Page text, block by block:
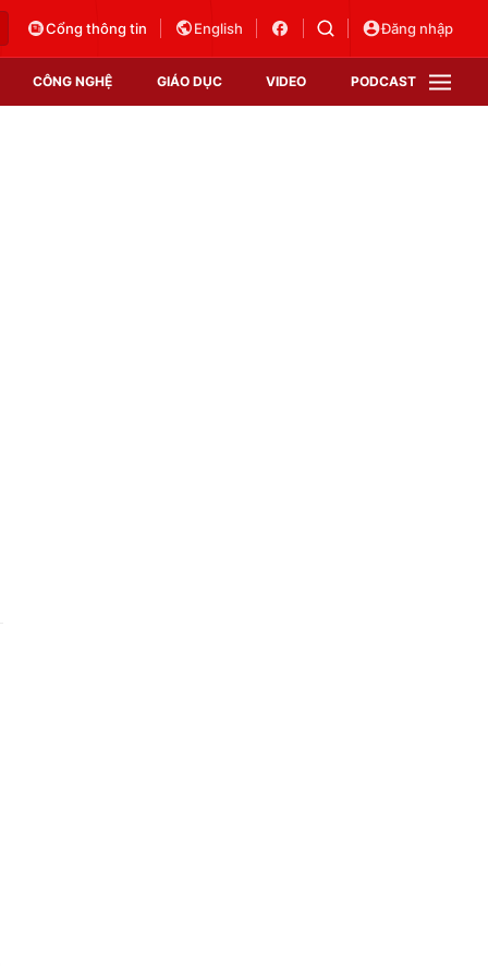
Cổng thông tin English Đăng nhập
CÔNG NGHỆ GIÁO DỤC VIDEO PODCAST